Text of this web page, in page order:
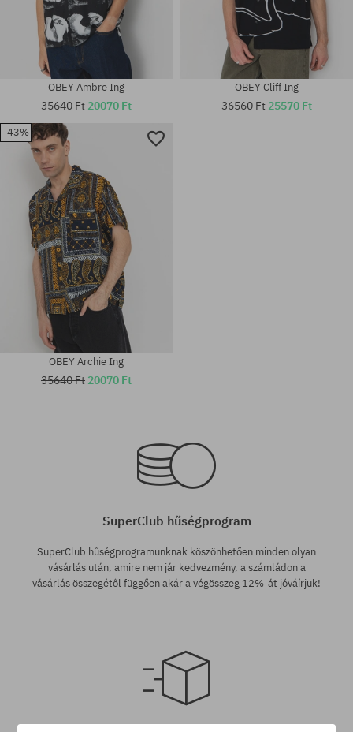
Elérhető méretek:
OBEY Ambre Ing
35640 Ft 20070 Ft
M; L; XL
OBEY Cliff Ing
36560 Ft 25570 Ft
-43%
OBEY Archie Ing
35640 Ft 20070 Ft
SuperClub hűségprogram
SuperClub hűségprogramunknak köszönhetően minden olyan
vásárlás után, amire nem jár kedvezmény, a számládon a
vásárlás összegétől függően akár a végösszeg 12%-át jóváírjuk!